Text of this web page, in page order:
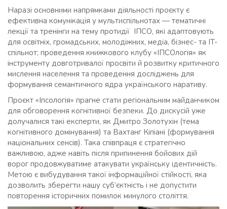
Наразі основними напрямками діяльності проєкту є
ефективна комунікація у мультиспільнотах — тематичні
лекції та тренінги на тему протидії ІПСО, які адаптовують
для освітніх, громадських, молодіжних, медіа, бізнес- та IT-
спільнот; проведення книжкового клубу «ІПСОлогія» як
інструменту довготривалої просвіти й розвитку критичного
мислення населення та проведення досліджень для
формування семантичного ядра українського наративу.
Проєкт «Іпсологія» прагне стати регіональним майданчиком
для обговорення когнітивної безпеки. До дискусій уже
долучалися такі експерти, як Дмитро Золотухін (тема
когнітивного домінування) та Вахтанг Кіпіані (формування
національних сенсів). Така співпраця є стратегічно
важливою, адже навіть після припинення бойових дій
ворог продовжуватиме атакувати українську ідентичність.
Метою є вибудування такої інформаційної стійкості, яка
дозволить зберегти нашу суб’єктність і не допустити
повторення історичних помилок минулого століття.